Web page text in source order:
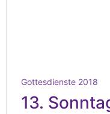
Gottesdienste 2018
13.